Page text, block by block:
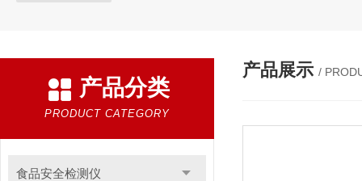
产品分类
PRODUCT CATEGORY
食品安全检测仪
产品展示 /